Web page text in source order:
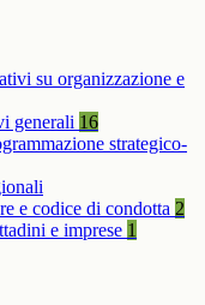
su organizzazione e
generali 16
strategico-
e codice di condotta 2
e imprese 1